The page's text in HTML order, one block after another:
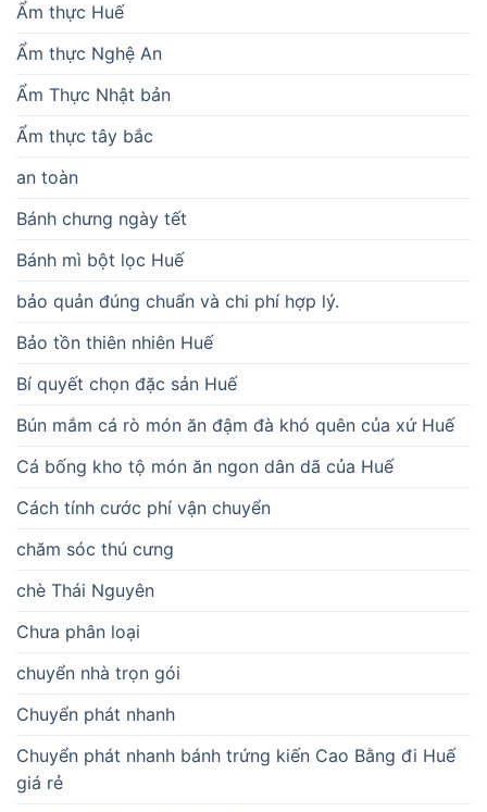
Ẩm thực Huế
Ẩm thực Nghệ An
Ẩm Thực Nhật bản
Ẩm thực tây bắc
an toàn
Bánh chưng ngày tết
Bánh mì bột lọc Huế
bảo quản đúng chuẩn và chi phí hợp lý.
Bảo tồn thiên nhiên Huế
Bí quyết chọn đặc sản Huế
Bún mắm cá rò món ăn đậm đà khó quên của xứ Huế
Cá bống kho tộ món ăn ngon dân dã của Huế
Cách tính cước phí vận chuyển
chăm sóc thú cưng
chè Thái Nguyên
Chưa phân loại
chuyển nhà trọn gói
Chuyển phát nhanh
Chuyển phát nhanh bánh trứng kiến Cao Bằng đi Huế
giá rẻ